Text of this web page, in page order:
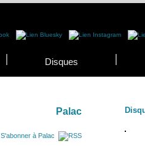
Disques
Palac
S'abonner à Palac